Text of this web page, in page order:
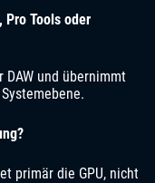
Tools oder
und übernimmt
primär die GPU, nicht